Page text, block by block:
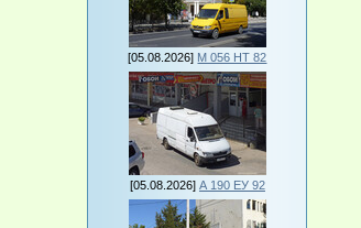
[05.08.2026] М 056 НТ 82
[05.08.2026] А 190 ЕУ 92